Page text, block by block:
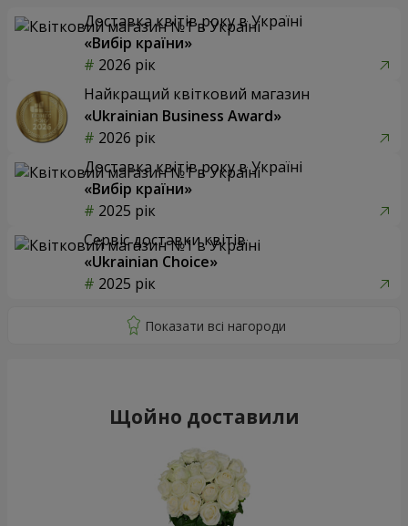
Доставка квітів року в Україні
«Вибір країни»
2026 рік
Найкращий квітковий магазин
«Ukrainian Business Award»
2026 рік
Доставка квітів року в Україні
«Вибір країни»
2025 рік
Сервіс доставки квітів
«Ukrainian Choice»
2025 рік
Щойно доставили